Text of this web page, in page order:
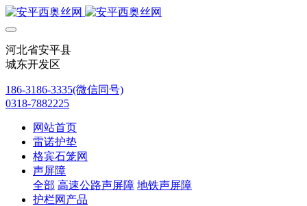
河北省安平县
城东开发区
186-3186-3335(微信同号)
0318-7882225
网站首页
雷诺护垫
格宾石笼网
声屏障
全部 高速公路声屏障 地铁声屏障
护栏网产品